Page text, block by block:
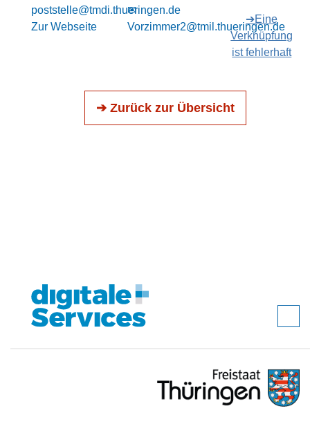
poststelle@tmdi.thueringen.de
Zur Webseite
✉
Vorzimmer2@tmil.thueringen.de
➔Eine
Verknüpfung
ist fehlerhaft
➔ Zurück zur Übersicht